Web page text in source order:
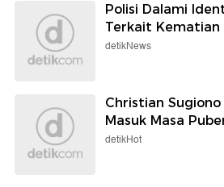
Polisi Dalami
Terkait Kematian
detikNews
Christian
Masuk Masa
detikHot